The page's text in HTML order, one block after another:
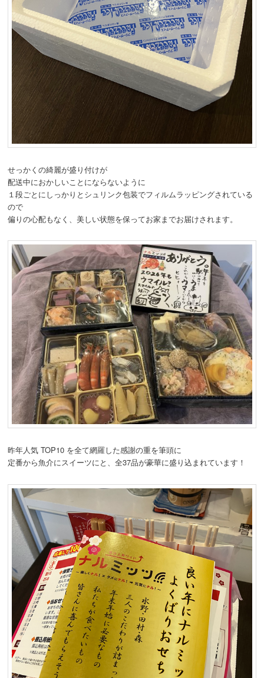
せっかくの綺麗が盛り付けが
配送中におかしいことにならないように
１段ごとにしっかりとシュリンク包装でフィルムラッピングされている
ので
偏りの心配もなく、美しい状態を保ってお家までお届けされます。
昨年人気 TOP10 を全て網羅した感謝の重を筆頭に
定番から魚介にスイーツにと、全37品が豪華に盛り込まれています！